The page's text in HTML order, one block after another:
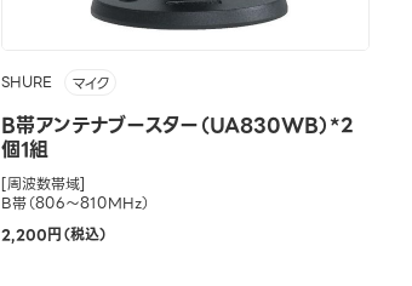
SHURE マイク
B帯アンテナブースター（UA830WB）*2
個1組
[周波数帯域]
B帯（806～810MHz）
2,200円（税込）